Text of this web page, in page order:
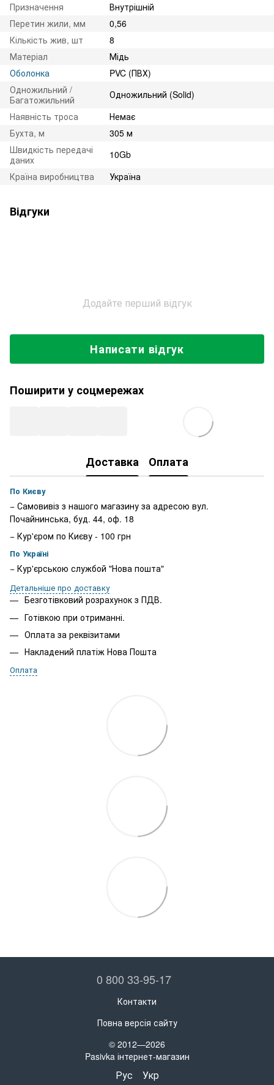
Призначення
Внутрішній
Перетин жили, мм
0,56
Кількість жив, шт
8
Матеріал
Мідь
Оболонка
PVC (ПВХ)
Одножильний /
Багатожильний
Одножильний (Solid)
Наявність троса
Немає
Бухта, м
305 м
Швидкість передачі
даних
10Gb
Країна виробництва
Україна
Відгуки
Додайте перший відгук
Написати відгук
Поширити у соцмережах
Доставка Оплата
По Києву
− Самовивіз з нашого магазину за адресою вул.
Почайнинська, буд. 44, оф. 18
− Кур'єром по Києву - 100 грн
По Україні
− Кур'єрською службой "Нова пошта"
Детальніше про доставку
Безготівковий розрахунок з ПДВ.
Готівкою при отриманні.
Оплата за реквізитами
Накладений платіж Нова Пошта
Оплата
0 800 33-95-17
Контакти
Повна версія сайту
© 2012—2026
Pasivka інтернет-магазин
Рус Укр